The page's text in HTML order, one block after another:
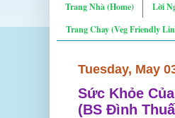
Trang Nhà (Home) Lời
Trang Chay (Veg Friendly
Tuesday, May
Sức Khỏe
(BS Đình